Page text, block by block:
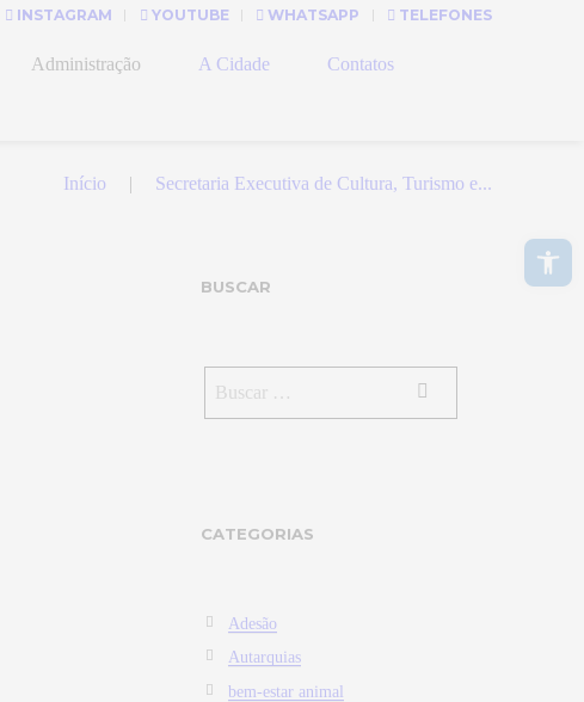
INSTAGRAM YOUTUBE WHATSAPP TELEFONES
Administração A Cidade Contatos
Início Secretaria Executiva de Cultura, Turismo e...
BUSCAR
CATEGORIAS
Adesão
Autarquias
bem-estar animal
Abrir a barra de ferramentas